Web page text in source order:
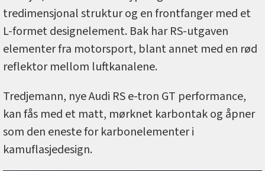
tredimensjonal struktur og en frontfanger med et
L-formet designelement. Bak har RS-utgaven
elementer fra motorsport, blant annet med en rød
reflektor mellom luftkanalene.
Tredjemann, nye Audi RS e-tron GT performance,
kan fås med et matt, mørknet karbontak og åpner
som den eneste for karbonelementer i
kamuflasjedesign.